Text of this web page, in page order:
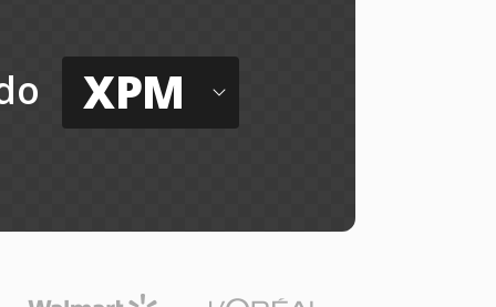
XPM